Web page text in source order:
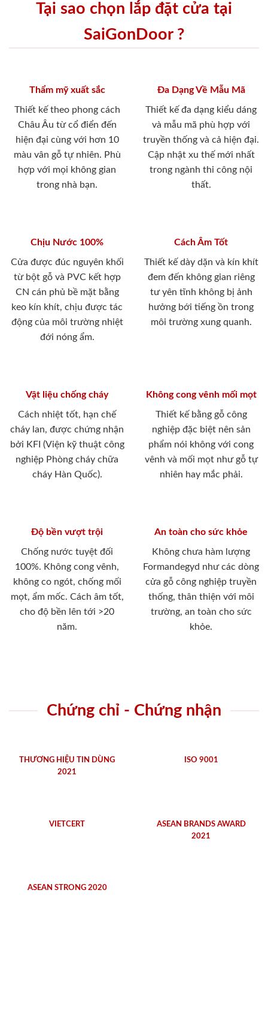
Tại sao chọn lắp đặt cửa tại
SaiGonDoor ?
Thẩm mỹ xuất sắc
Thiết kế theo phong cách
Châu Âu từ cổ điển đến
hiện đại cùng với hơn 10
màu vân gỗ tự nhiên. Phù
hợp với mọi không gian
trong nhà bạn.
Đa Dạng Về Mẫu Mã
Thiết kế đa dạng kiểu dáng
và mẫu mã phù hợp với
truyền thống và cả hiện đại.
Cập nhật xu thế mới nhất
trong ngành thi công nội
thất.
Chịu Nước 100%
Cửa được đúc nguyên khối
từ bột gỗ và PVC kết hợp
CN cán phủ bề mặt bằng
keo kín khít, chịu được tác
động của môi trường nhiệt
đới nóng ẩm.
Cách Âm Tốt
Thiết kế dày dặn và kín khít
đem đến không gian riêng
tư yên tĩnh không bị ảnh
hưởng bới tiếng ồn trong
môi trường xung quanh.
Vật liệu chống cháy
Cách nhiệt tốt, hạn chế
cháy lan, được chứng nhận
bởi KFI (Viện kỹ thuật công
nghiệp Phòng cháy chữa
cháy Hàn Quốc).
Không cong vênh mối mọt
Thiết kế bằng gỗ công
nghiệp đặc biệt nên sản
phẩm nói không với cong
vênh và mối mọt như gỗ tự
nhiên hay mắc phải.
Độ bền vượt trội
Chống nước tuyệt đối
100%. Không cong vênh,
không co ngót, chống mối
mọt, ẩm mốc. Cách âm tốt,
cho độ bền lên tới >20
năm.
An toàn cho sức khỏe
Không chưa hàm lượng
Formandegyd như các dòng
cửa gỗ công nghiệp truyền
thống, thân thiện với môi
trường, an toàn cho sức
khỏe.
Chứng chỉ - Chứng nhận
THƯƠNG HIỆU TIN DÙNG
2021
ISO 9001
VIETCERT
ASEAN BRANDS AWARD
2021
ASEAN STRONG 2020